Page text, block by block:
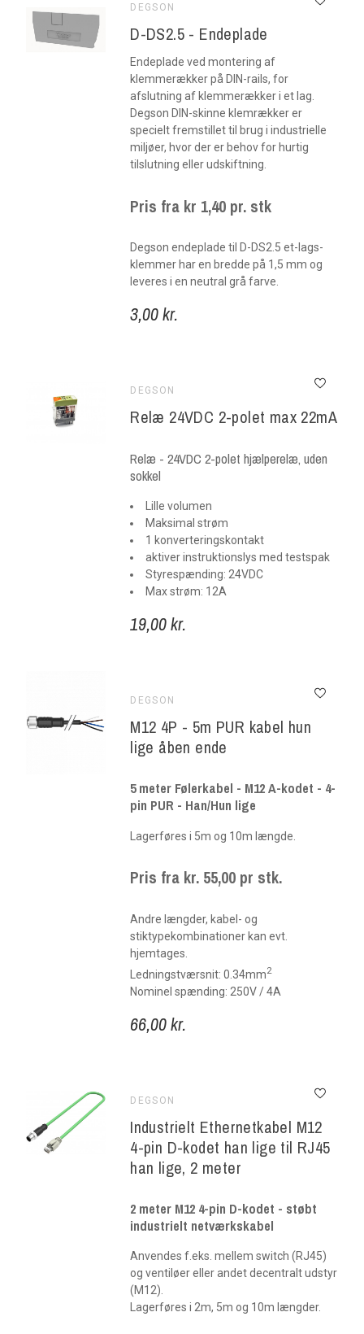
DEGSON
D-DS2.5 - Endeplade
3,00 kr.
Endeplade ved montering af
klemmerækker på DIN-rails, for
afslutning af klemmerækker i et lag.
Degson DIN-skinne klemrækker er
specielt fremstillet til brug i industrielle
miljøer, hvor der er behov for hurtig
tilslutning eller udskiftning.
Pris fra kr 1,40 pr. stk
Degson endeplade til D-DS2.5 et-lags-
klemmer har en bredde på 1,5 mm og
leveres i en neutral grå farve.
DEGSON
Relæ 24VDC 2-polet max 22mA
19,00 kr.
Relæ - 24VDC 2-polet hjælperelæ, uden
sokkel
Lille volumen
Maksimal strøm
1 konverteringskontakt
aktiver instruktionslys med testspak
Styrespænding: 24VDC
Max strøm: 12A
DEGSON
M12 4P - 5m PUR kabel hun
lige åben ende
66,00 kr.
5 meter Følerkabel - M12 A-kodet - 4-
pin PUR - Han/Hun lige
Lagerføres i 5m og 10m længde.
Pris fra kr. 55,00 pr stk.
Andre længder, kabel- og
stiktypekombinationer kan evt.
hjemtages.
Ledningstværsnit: 0.34mm2
Nominel spænding: 250V / 4A
DEGSON
Industrielt Ethernetkabel M12
4-pin D-kodet han lige til RJ45
han lige, 2 meter
2 meter M12 4-pin D-kodet - støbt
industrielt netværkskabel
Anvendes f.eks. mellem switch (RJ45)
og ventiløer eller andet decentralt udstyr
(M12).
Lagerføres i 2m, 5m og 10m længder.